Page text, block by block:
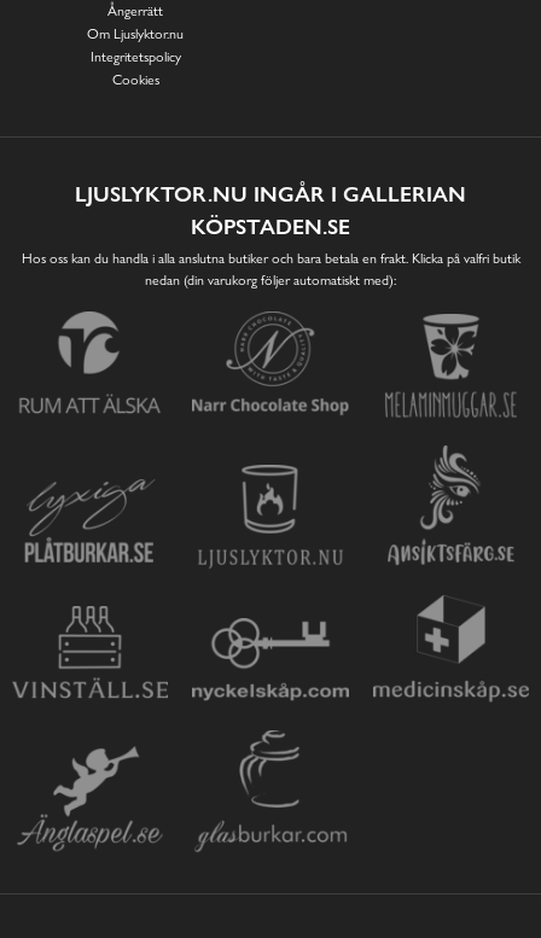
Ångerrätt
Om Ljuslyktor.nu
Integritetspolicy
Cookies
LJUSLYKTOR.NU INGÅR I GALLERIAN
KÖPSTADEN.SE
Hos oss kan du handla i alla anslutna butiker och bara betala en frakt. Klicka på valfri butik
nedan (din varukorg följer automatiskt med):